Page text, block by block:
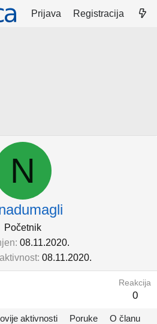
Prijava Registracija
N
Početnik
08.11.2020.
08.11.2020.
Reakcija
0
aktivnosti Poruke O članu